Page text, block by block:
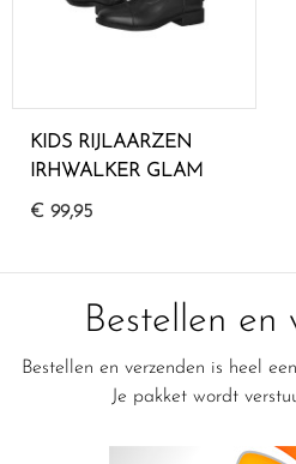
KIDS RIJLAARZEN
IRHWALKER GLAM
€ 99,95
Bestellen en
Bestellen en verzenden is heel
Je pakket wordt